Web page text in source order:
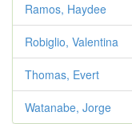
Ramos, Haydee
Robiglio, Valentina
Thomas, Evert
Watanabe, Jorge